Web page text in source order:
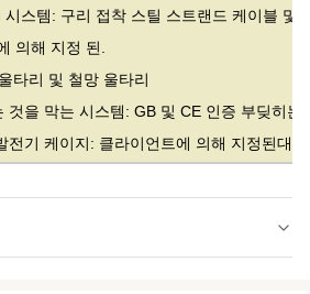
시스템: 구리 접착 스틸 스트랜드 케이블 및
의해 지정 된.
타리 및 철망 울타리
것을 막는 시스템: GB 및 CE 인증 부딪히는
전기 케이지: 클라이언트에 의해 지정된대로